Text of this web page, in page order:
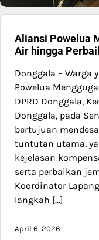
Aliansi Powelua
Air hingga
Donggala – Warga
Powelua
DPRD Donggala,
Donggala, pada
bertujuan
tuntutan utama,
kejelasan
serta perbaikan
Koordinator
langkah […]
April 6, 2026